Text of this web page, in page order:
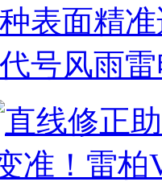
表面精
代号风雨